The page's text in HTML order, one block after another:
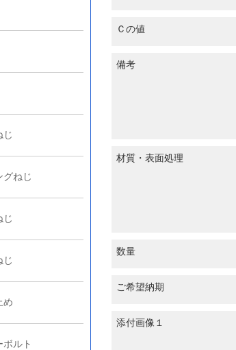
じ
グねじ
じ
じ
め
ボルト
Ｃの値
備考
材質・表面処理
数量
ご希望納期
添付画像１